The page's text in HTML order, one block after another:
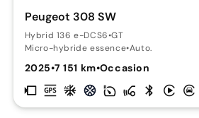
Peugeot 308 SW
Hybrid 136 e-DCS6•GT
Micro-hybride essence•Auto.
2025•7 151 km•Occasion